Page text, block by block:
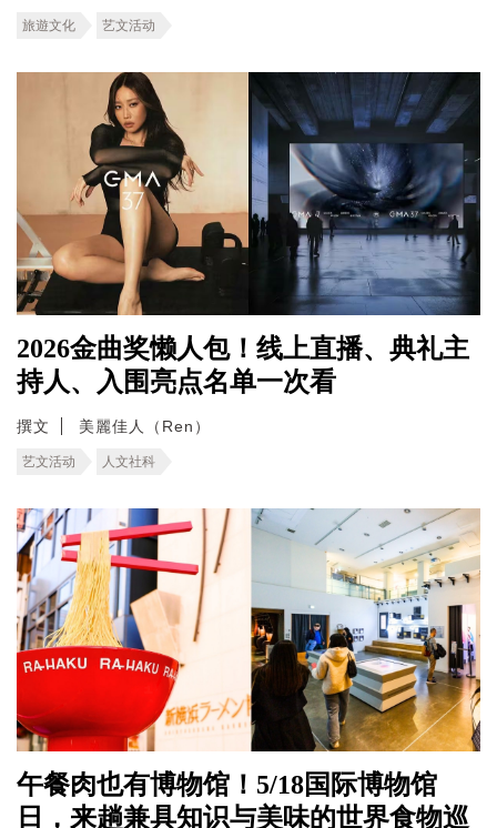
旅遊文化 艺文活动
2026金曲奖懒人包！线上直播、典礼主
持人、入围亮点名单一次看
撰文 美麗佳人（Ren）
艺文活动 人文社科
午餐肉也有博物馆！5/18国际博物馆
日，来趟兼具知识与美味的世界食物巡